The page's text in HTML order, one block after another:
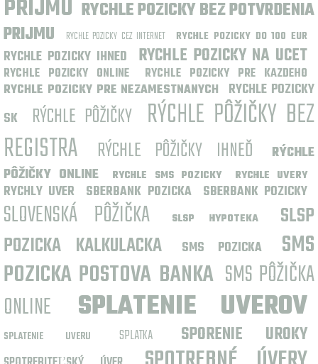
PRIJMU RYCHLE POZICKY BEZ POTVRDENIA
PRIJMU
RYCHLE POZICKY CEZ INTERNET RYCHLE POZICKY DO 100 EUR
RYCHLE POZICKY IHNED RYCHLE POZICKY NA UCET
RYCHLE POZICKY ONLINE
RYCHLE POZICKY PRE KAZDEHO
RYCHLE POZICKY PRE NEZAMESTNANYCH
RYCHLE POZICKY
SK
RÝCHLE PÔŽIČKY RÝCHLE PÔŽIČKY BEZ
REGISTRA
RÝCHLE PÔŽIČKY IHNEĎ
RÝCHLE
PÔŽIČKY ONLINE
RYCHLE SMS POZICKY RYCHLE UVERY
RYCHLY UVER SBERBANK POZICKA SBERBANK POZICKY
SLOVENSKÁ PÔŽIČKA SLSP HYPOTEKA
SLSP
POZICKA KALKULACKA
SMS POZICKA
SMS
POZICKA POSTOVA BANKA SMS PÔŽIČKA
ONLINE
SPLATENIE UVEROV
SPLATENIE UVERU SPLATKA SPORENIE UROKY